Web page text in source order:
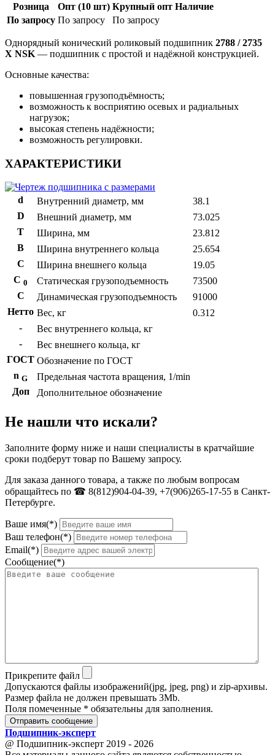
Розница Опт (10 шт) Крупный опт Наличие
По запросу По запросу По запросу
Однорядный конический роликовый подшипник 2788 / 2735
X NSK — подшипник с простой и надёжной конструкцией.
Основные качества:
повышенная грузоподъёмность;
возможность к восприятию осевых и радиальных
нагрузок;
высокая степень надёжности;
возможность регулировки.
ХАРАКТЕРИСТИКИ
d Внутренний диаметр, мм
38.1
D
Внешний диаметр, мм
73.025
T
Ширина, мм
23.812
B
Ширина внутреннего кольца
25.654
С
Ширина внешнего кольца
19.05
С 0 Статическая грузоподъемность
73500
C
Динамическая грузоподъемность
91000
Нетто Вес, кг
0.312
-
Вес внутреннего кольца, кг
-
Вес внешнего кольца, кг
ГОСТ Обозначение по ГОСТ
n G
Предельная частота вращения, 1/min
Доп
Дополнительное обозначение
Не нашли что искали?
Заполните форму ниже и наши специалисты в кратчайшие
сроки подберут товар по Вашему запросу.
Для заказа данного товара, а также по любым вопросам
обращайтесь по ☎ 8(812)904-04-39, +7(906)265-17-55 в Санкт-
Петербурге.
Ваше имя(*)
Ваш телефон(*)
Email(*)
Сообщение(*)
Прикрепите файл
Допускаются файлы изображений(jpg, jpeg, png) и zip-архивы.
Размер файла не должен превышать 3Mb.
Поля помеченные * обязательны для заполнения.
Отправить сообщение
Подшипник-эксперт
@ Подшипник-эксперт 2019 - 2026